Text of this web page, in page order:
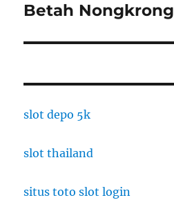
Betah Nongkrong
slot depo 5k
slot thailand
situs toto slot login